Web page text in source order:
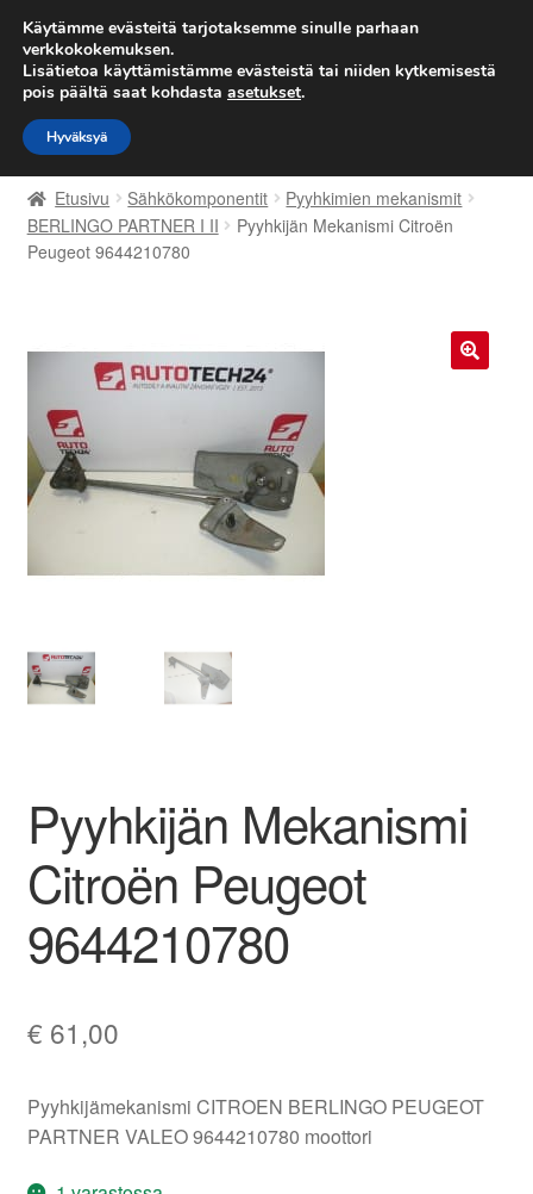
TOIMITUS alkaen 7 EUR
Siirry
navigointiin
Siirry
sisältöön
Etusivu
Kärry
Maailmanlaajuinen toimitus
Maksut
Reklamaatiomenettely
Tilini
Valitukset
Etusivu Sähkökomponentit
Pyyhkimien mekanismit
BERLINGO PARTNER I II
Pyyhkijän Mekanismi Citroën
Peugeot 9644210780
Pyyhkijän Mekanismi
Citroën Peugeot
9644210780
€ 61,00
Pyyhkijämekanismi CITROEN BERLINGO PEUGEOT
PARTNER VALEO 9644210780 moottori
Käytämme evästeitä tarjotaksemme sinulle parhaan
verkkokokemuksen.
Lisätietoa käyttämistämme evästeistä tai niiden kytkemisestä
pois päältä saat kohdasta asetukset.
Hyväksyä